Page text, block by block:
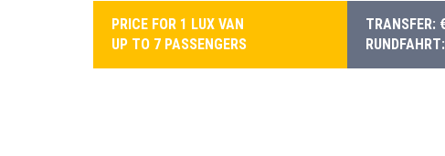
PRICE FOR 1 LUX VAN
UP TO 7 PASSENGERS
TRANSFER: